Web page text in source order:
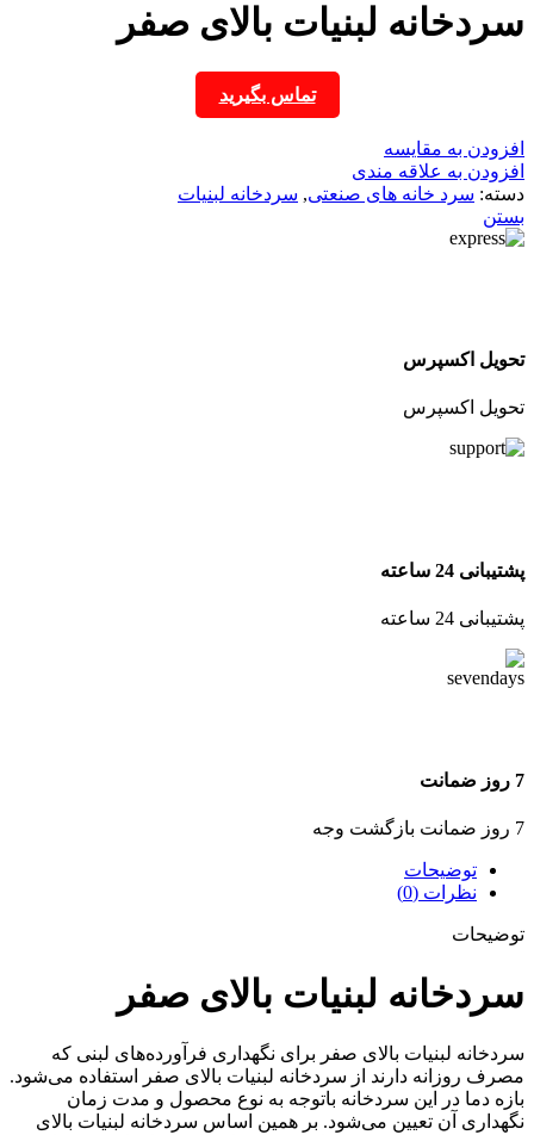
سردخانه لبنیات بالای صفر
تماس بگیرید
افزودن به مقایسه
افزودن به علاقه مندی
دسته: سرد خانه های صنعتی, سردخانه لبنیات
بستن
تحویل اکسپرس
تحویل اکسپرس
پشتیبانی 24 ساعته
پشتیبانی 24 ساعته
7 روز ضمانت
7 روز ضمانت بازگشت وجه
توضیحات
نظرات (0)
توضیحات
سردخانه لبنیات بالای صفر
سردخانه لبنیات بالای صفر برای نگهداری فرآورده‌های لبنی که
مصرف روزانه دارند از سردخانه لبنیات بالای صفر استفاده می‌شود.
بازه دما در این سردخانه باتوجه به نوع محصول و مدت زمان
نگهداری آن تعیین می‌شود. بر همین اساس سردخانه لبنیات بالای